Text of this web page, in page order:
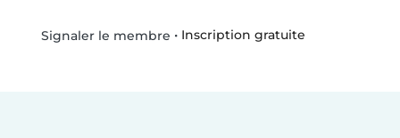
Signaler le membre • Inscription gratuite